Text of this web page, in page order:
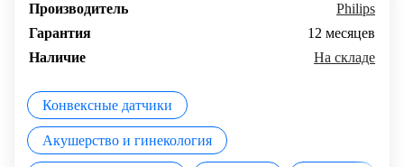
Производитель
Philips
Гарантия
12 месяцев
Наличие
На складе
Конвексные датчики
Акушерство и гинекология